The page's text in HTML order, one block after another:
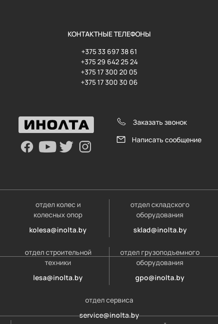
КОНТАКТНЫЕ ТЕЛЕФОНЫ
+375 33 697 38 61
+375 29 642 25 24
+375 17 300 20 05
+375 17 300 30 06
Заказать звонок
Написать сообщение
отдел колес и
колесных опор
kolesa@inolta.by
отдел складского
оборудования
sklad@inolta.by
отдел строительной
техники
lesa@inolta.by
отдел грузоподъемного
оборудования
gpo@inolta.by
отдел сервиса
service@inolta.by